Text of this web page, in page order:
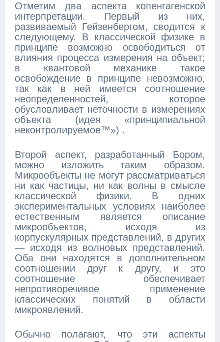
Отметим два аспекта копенгагенской
интерпретации. Первый из них,
развиваемый Гейзенбергом, сводится к
следующему. В классической физике в
принципе возможно освободиться от
влияния процесса измерения на объект;
в квантовой механике такое
освобождение в принципе невозможно,
так как в ней имеется соотношение
неопределенностей, которое
обусловливает неточности в измерениях
объекта (идея «принципиальной
неконтролируемое™») .
Второй аспект, разработанный Бором,
можно изложить таким образом.
Микрообъекты не могут рассматриваться
ни как частицы, ни как волны в смысле
классической физики. В одних
экспериментальных условиях наиболее
естественным является описание
микрообъектов, исходя из
корпускулярных представлений, в других
— исходя из волновых представлений.
Оба они находятся в дополнительном
соотношении друг к другу, и это
соотношение обеспечивает
непротиворечивое применение
классических понятий в области
микроявлений.
Обычно полагают, что эти аспекты